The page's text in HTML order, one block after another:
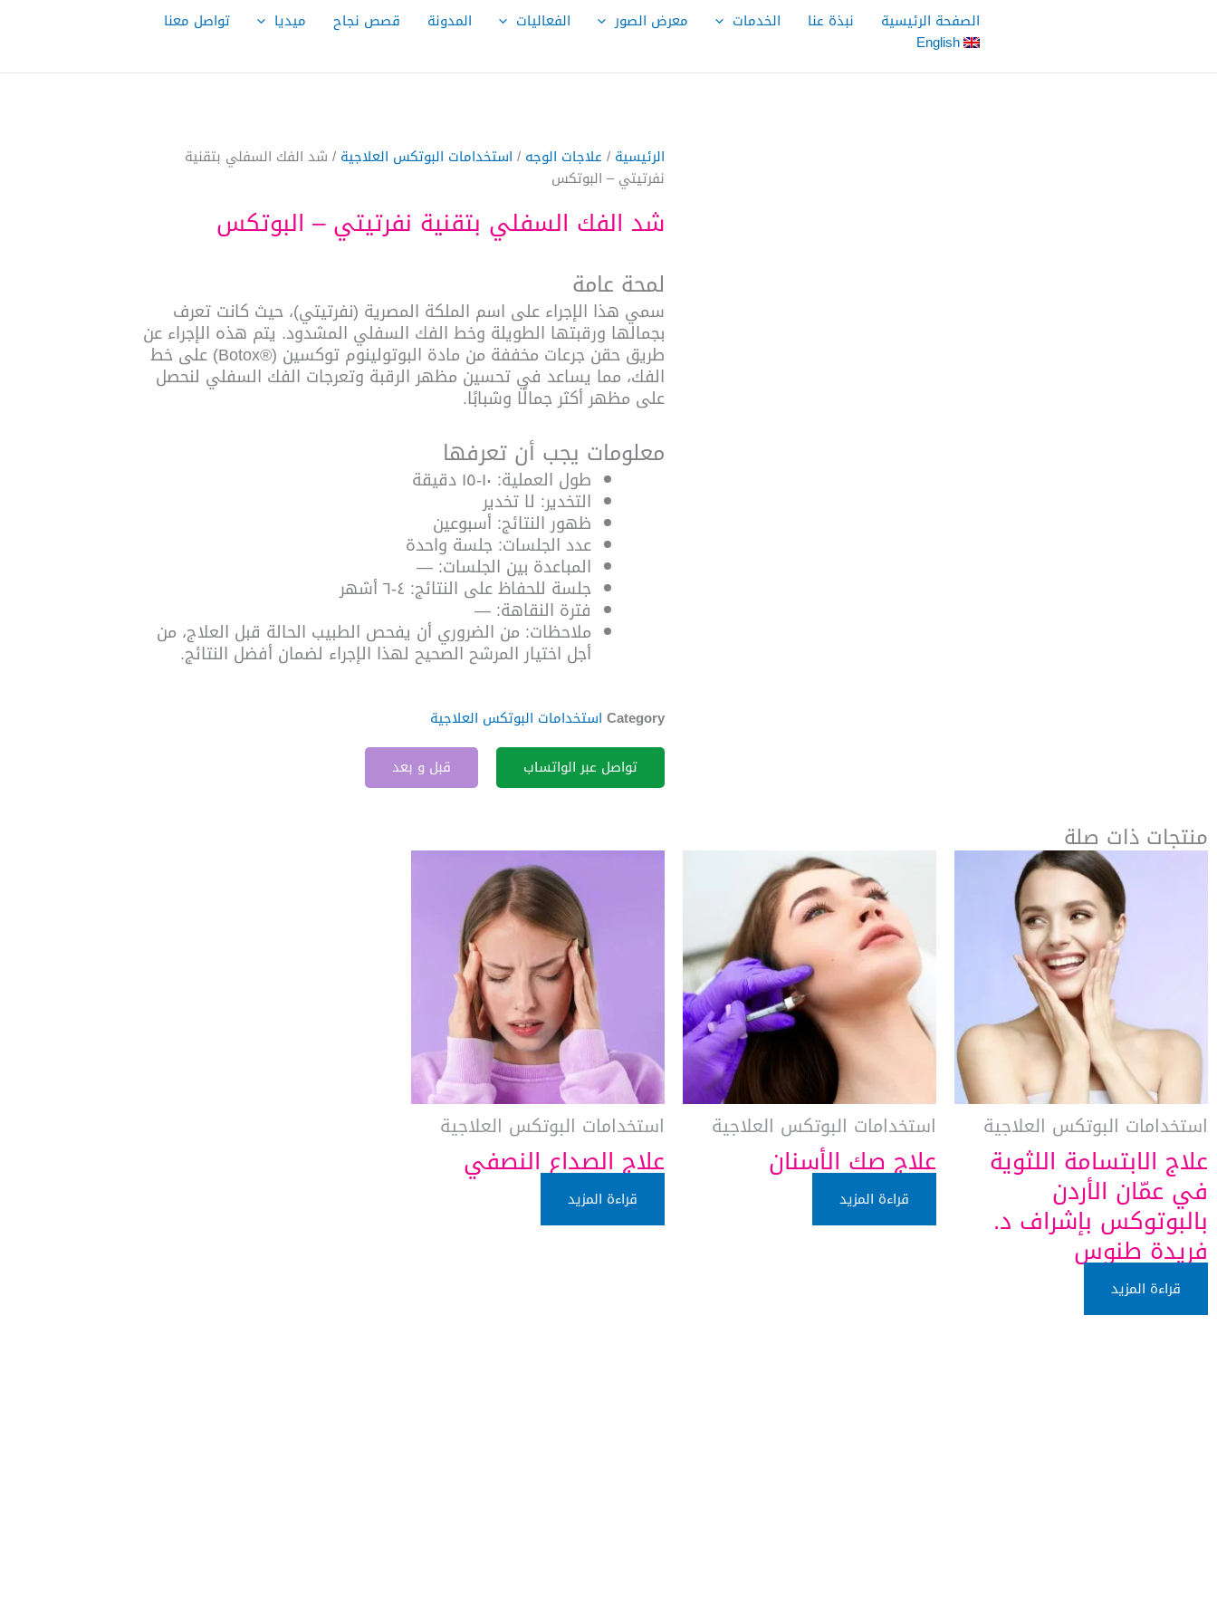
الصفحة الرئيسية نبذة عنا الخدمات معرض الصور الفعاليات المدونة قصص نجاح ميديا
تواصل معنا
English
الرئيسية / علاجات الوجه / استخدامات البوتكس العلاجية / شد الفك السفلي بتقنية
نفرتيتي – البوتكس
شد الفك السفلي بتقنية نفرتيتي – البوتكس
لمحة عامة
سمي هذا الإجراء على اسم الملكة المصرية (نفرتيتي)، حيث كانت تعرف
بجمالها ورقبتها الطويلة وخط الفك السفلي المشدود. يتم هذه الإجراء عن
طريق حقن جرعات مخففة من مادة البوتولينوم توكسين (®Botox) على خط
الفك، مما يساعد في تحسين مظهر الرقبة وتعرجات الفك السفلي لنحصل
على مظهر أكثر جمالًا وشبابًا.
معلومات يجب أن تعرفها
طول العملية: ١٠-١٥ دقيقة
التخدير: لا تخدير
ظهور النتائج: أسبوعين
عدد الجلسات: جلسة واحدة
المباعدة بين الجلسات: —
جلسة للحفاظ على النتائج: ٤-٦ أشهر
فترة النقاهة: —
ملاحظات: من الضروري أن يفحص الطبيب الحالة قبل العلاج، من
أجل اختيار المرشح الصحيح لهذا الإجراء لضمان أفضل النتائج.
Category استخدامات البوتكس العلاجية
تواصل عبر الواتساب
قبل و بعد
منتجات ذات صلة
استخدامات البوتكس العلاجية
علاج الابتسامة اللثوية
في عمّان الأردن
بالبوتوكس بإشراف د.
فريدة طنوس
قراءة المزيد
استخدامات البوتكس العلاجية
علاج صك الأسنان
قراءة المزيد
استخدامات البوتكس العلاجية
علاج الصداع النصفي
قراءة المزيد